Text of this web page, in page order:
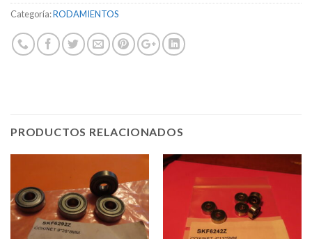
Categoría:RODAMIENTOS
PRODUCTOS RELACIONADOS